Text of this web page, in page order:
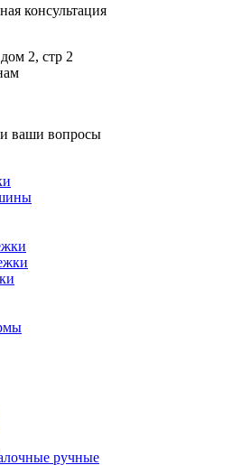
консультация
2, стр 2
ваши вопросы
ручные